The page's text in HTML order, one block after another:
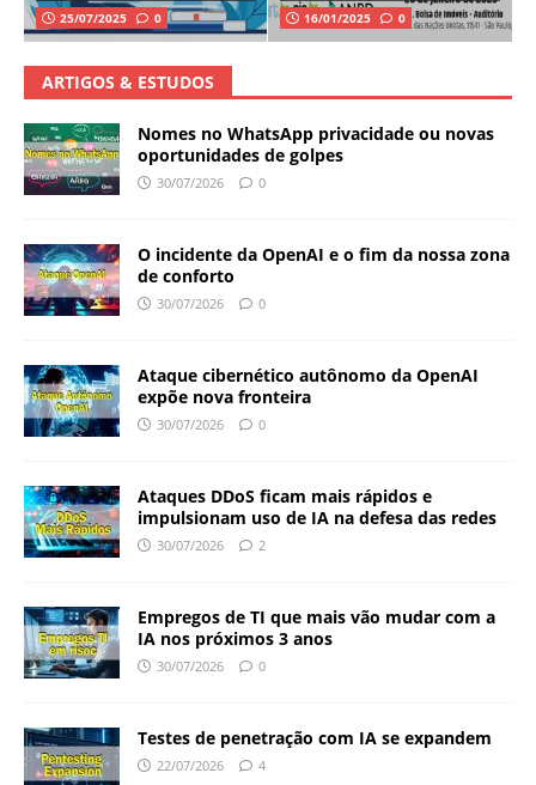
25/07/2025 0 16/01/2025 0
ARTIGOS & ESTUDOS
Nomes no WhatsApp privacidade ou novas
oportunidades de golpes
30/07/2026 0
O incidente da OpenAI e o fim da nossa zona
de conforto
30/07/2026 0
Ataque cibernético autônomo da OpenAI
expõe nova fronteira
30/07/2026 0
Ataques DDoS ficam mais rápidos e
impulsionam uso de IA na defesa das redes
30/07/2026 2
Empregos de TI que mais vão mudar com a
IA nos próximos 3 anos
30/07/2026 0
Testes de penetração com IA se expandem
22/07/2026 4